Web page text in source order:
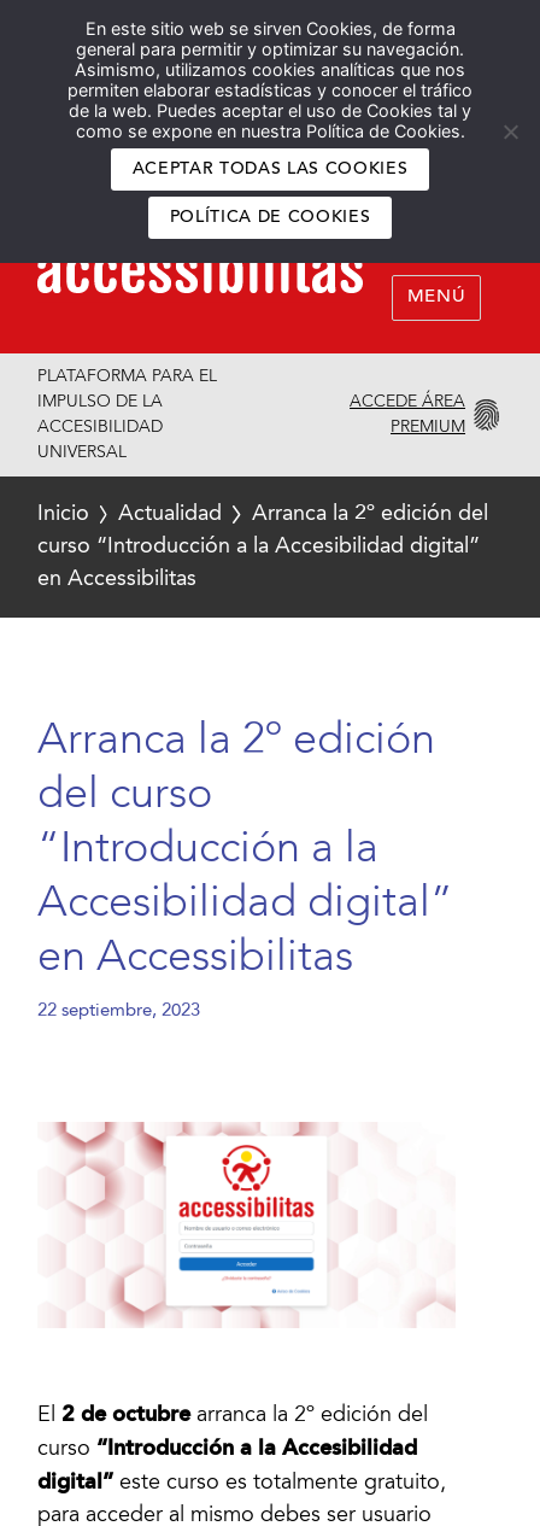
En este sitio web se sirven Cookies, de forma
general para permitir y optimizar su navegación.
Asimismo, utilizamos cookies analíticas que nos
permiten elaborar estadísticas y conocer el tráfico
de la web. Puedes aceptar el uso de Cookies tal y
como se expone en nuestra Política de Cookies.
ACEPTAR TODAS LAS COOKIES
POLÍTICA DE COOKIES
Español English
MENÚ
PLATAFORMA PARA EL
IMPULSO DE LA
ACCESIBILIDAD
UNIVERSAL
ACCEDE ÁREA
PREMIUM
Inicio Actualidad
Arranca la 2º edición del
curso “Introducción a la Accesibilidad digital”
en Accessibilitas
Arranca la 2º edición
del curso
“Introducción a la
Accesibilidad digital”
en Accessibilitas
22 septiembre, 2023
El 2 de octubrearranca la 2º edición del
curso “Introducción a la Accesibilidad
digital” este curso es totalmente gratuito,
para acceder al mismo debes ser usuario